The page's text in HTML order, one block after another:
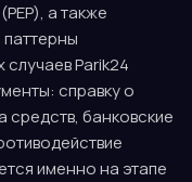
а также
случаев Parik24
справку о
банковские
именно на этапе